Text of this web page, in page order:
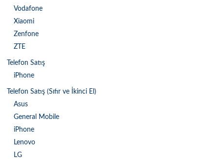
Vodafone
Xiaomi
Zenfone
ZTE
Telefon Satış
iPhone
Telefon Satış (Sıfır ve İkinci El)
Asus
General Mobile
iPhone
Lenovo
LG